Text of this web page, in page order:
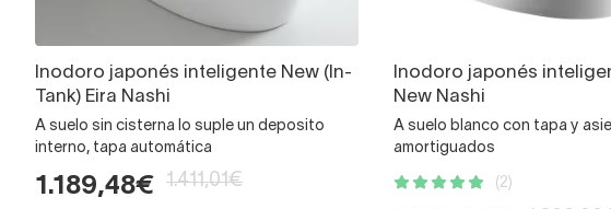
Inodoro japonés inteligente New (In-
Tank) Eira Nashi
A suelo sin cisterna lo suple un deposito
interno, tapa automática
1.189,48€ 1.411,01€
Inodoro japonés
New Nashi
A suelo blanco con tapa y
amortiguados
(2)